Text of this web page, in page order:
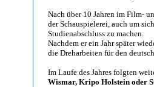
Nach über 10 Jahren im Film-
der Schauspielerei, auch um
Studienabschluss zu machen.
Nachdem er ein Jahr später
die Dreharbeiten für den
Im Laufe des Jahres folgten
Wismar, Kripo Holstein oder